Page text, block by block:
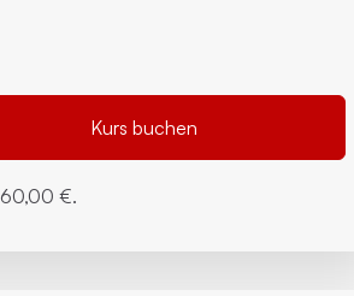
Kurs buchen
€.